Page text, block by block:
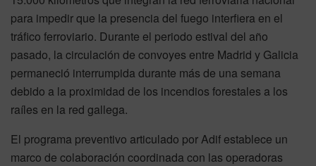
para impedir que la presencia del fuego interfiera en el
tráfico ferroviario. Durante el periodo estival del año
pasado, la circulación de convoyes entre Madrid y Galicia
permaneció interrumpida durante más de una semana
debido a la proximidad de los incendios forestales a los
raíles en la red gallega.
El programa preventivo articulado por Adif establece un
marco de colaboración coordinada con las operadoras